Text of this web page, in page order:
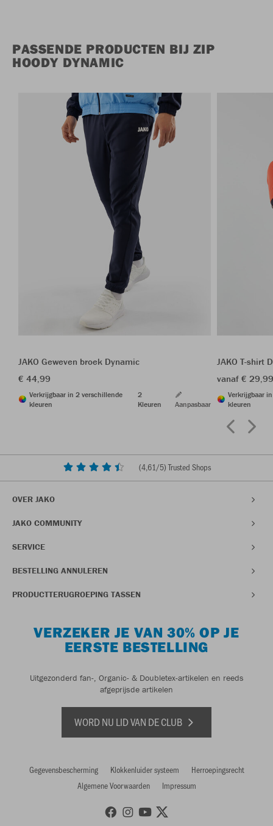
PASSENDE PRODUCTEN BIJ ZIP
HOODY DYNAMIC
JAKO Geweven broek Dynamic
€ 44,99
Verkrijgbaar in 2 verschillende
kleuren
2
Kleuren
Aanpasbaar
JAKO T-shirt
vanaf €
Verkrijgbaar
kleuren
(4,61/5) Trusted Shops
OVER JAKO
JAKO COMMUNITY
SERVICE
BESTELLING ANNULEREN
PRODUCTTERUGROEPING TASSEN
VERZEKER JE VAN 30% OP JE
EERSTE BESTELLING
Uitgezonderd fan-, Organic- & Doubletex-artikelen en reeds
afgeprijsde artikelen
WORD NU LID VAN DE CLUB
Gegevensbescherming Klokkenluider systeem
Herroepingsrecht
Algemene Voorwaarden
Impressum